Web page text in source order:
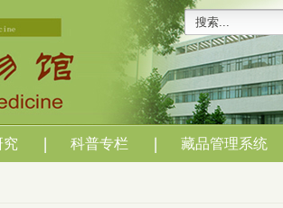
究 科普专栏 藏品管理系统